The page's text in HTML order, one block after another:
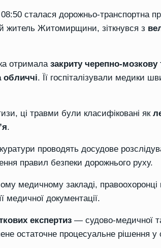
сталася дорожньо-транспортна
житель Житомирщини, зіткнувся з
отримала закриту черепно-мозкову
обличчі. Її госпіталізували медики
ці травми були класифіковані як
.
проводять досудове
правил безпеки дорожнього руху.
медичному закладі, правоохоронці
медичної документації.
експертиз — судово-медичної
остаточне процесуальне рішення у